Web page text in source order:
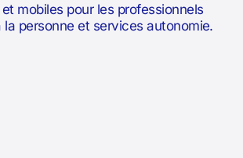
mobiles pour les professionnels
la personne et services autonomie.